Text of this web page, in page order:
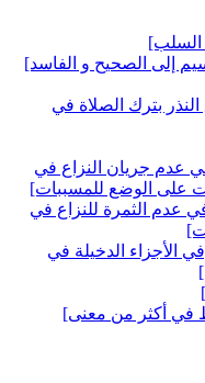
النذر بترك الصلاة في
عدم جريان النزاع في
على الوضع للمسببات‏]
عدم الثمرة للنزاع في
الأجزاء الدخيلة في
في أكثر من معنى‏]